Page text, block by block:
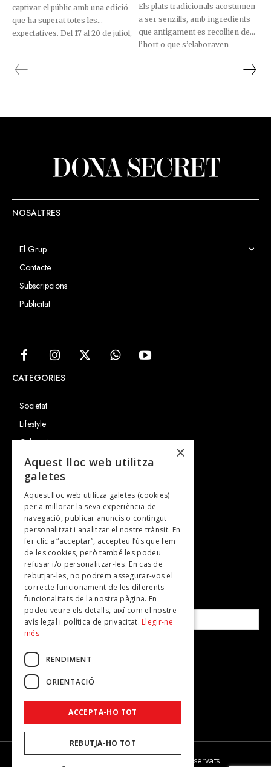
captivar el públic amb una edició
que ha superat totes les
expectatives. Del 17 al 20 de juliol,
visitants i turistes, que han
Els plats tradicionals acostumen
a ser senzills, amb ingredients
que antigament es recollien de
l’hort o que s’elaboraven
transporta a les aromes
familiars i a les celebracions
NOSALTRES
El Grup
Contacte
Subscripcions
Publicitat
CATEGORIES
Societat
Lifestyle
Cultura i art
Entrevistes
Gastronomia
TV
Plans per fer
Revistes
SUBSCRIU-TE A LA NOSTRA NEWSLETTER!
Correu electrònic*
Accepto lapolítica de privacitat
© 2026 - Dona Secret - Tots els drets reservats.
×
Aquest lloc web utilitza
galetes
Aquest lloc web utilitza galetes (cookies)
per a millorar la seva experiència de
navegació, publicar anuncis o contingut
personalitzat i analitzar el nostre trànsit. En
fer clic a “acceptar”, accepteu l’ús que fem
de les cookies, però també les podeu
refusar i/o personalitzar-les. En cas de
rebutjar-les, no podrem assegurar-vos el
correcte funcionament de les diferents
funcionalitats de la nostra pàgina. En
podeu veure els detalls, així com el nostre
avís legal i política de privacitat. Llegir-ne
més
RENDIMENT
ORIENTACIÓ
ACCEPTA-HO TOT
REBUTJA-HO TOT